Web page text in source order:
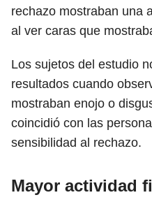
rechazo mostraban una
al ver caras que
Los sujetos del estudio
resultados cuando
mostraban enojo o
coincidió con las
sensibilidad al rechazo.
Mayor actividad